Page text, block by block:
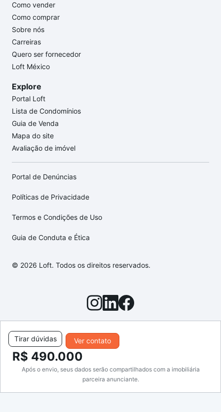
Ver contato
Tirar dúvidas
R$ 490.000
Após o envio, seus dados serão compartilhados com a imobiliária
parceira anunciante.
Como vender
Como comprar
Sobre nós
Carreiras
Quero ser fornecedor
Loft México
Explore
Portal Loft
Lista de Condomínios
Guia de Venda
Mapa do site
Avaliação de imóvel
Portal de Denúncias
Políticas de Privacidade
Termos e Condições de Uso
Guia de Conduta e Ética
© 2026 Loft. Todos os direitos reservados.